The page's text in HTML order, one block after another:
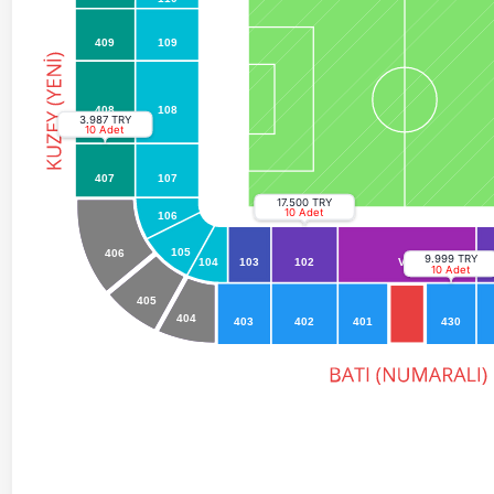
VIP
102
103
430
401
402
403
104
105
106
107
108
109
407
408
409
404
405
406
3.987 TRY
10 Adet
9.999 TRY
10 Adet
17.500 TRY
10 Adet